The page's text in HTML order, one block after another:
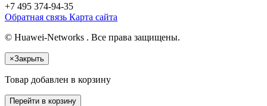
+7 495 374-94-35
Обратная связь Карта сайта
© Huawei-Networks . Все права защищены.
×Закрыть
Товар добавлен в корзину
Перейти в корзину